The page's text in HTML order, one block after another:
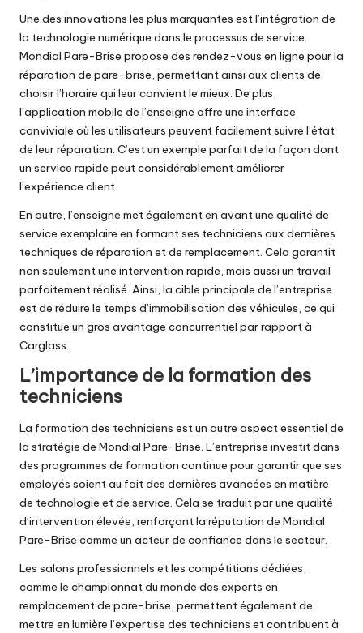
Une des innovations les plus marquantes est l’intégration de
la technologie numérique dans le processus de service.
Mondial Pare-Brise propose des rendez-vous en ligne pour la
réparation de pare-brise, permettant ainsi aux clients de
choisir l’horaire qui leur convient le mieux. De plus,
l’application mobile de l’enseigne offre une interface
conviviale où les utilisateurs peuvent facilement suivre l’état
de leur réparation. C’est un exemple parfait de la façon dont
un service rapide peut considérablement améliorer
l’expérience client.
En outre, l’enseigne met également en avant une qualité de
service exemplaire en formant ses techniciens aux dernières
techniques de réparation et de remplacement. Cela garantit
non seulement une intervention rapide, mais aussi un travail
parfaitement réalisé. Ainsi, la cible principale de l’entreprise
est de réduire le temps d’immobilisation des véhicules, ce qui
constitue un gros avantage concurrentiel par rapport à
Carglass.
L’importance de la formation des
techniciens
La formation des techniciens est un autre aspect essentiel de
la stratégie de Mondial Pare-Brise. L’entreprise investit dans
des programmes de formation continue pour garantir que ses
employés soient au fait des dernières avancées en matière
de technologie et de service. Cela se traduit par une qualité
d’intervention élevée, renforçant la réputation de Mondial
Pare-Brise comme un acteur de confiance dans le secteur.
Les salons professionnels et les compétitions dédiées,
comme le championnat du monde des experts en
remplacement de pare-brise, permettent également de
mettre en lumière l’expertise des techniciens et contribuent à